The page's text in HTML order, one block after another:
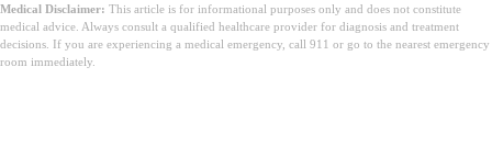
Medical Disclaimer: This article is for informational purposes only and does not constitute
medical advice. Always consult a qualified healthcare provider for diagnosis and treatment
decisions. If you are experiencing a medical emergency, call 911 or go to the nearest emergency
room immediately.